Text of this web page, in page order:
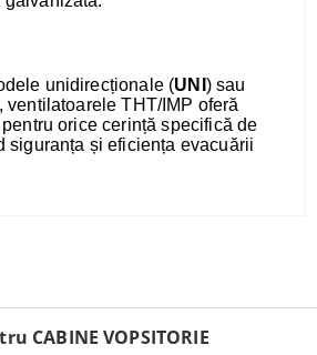
unidirecționale (UNI ) sau
ventilatoarele THT/IMP oferă
orice cerință specifică de
siguranța și eficiența evacuării
CABINE VOPSITORIE